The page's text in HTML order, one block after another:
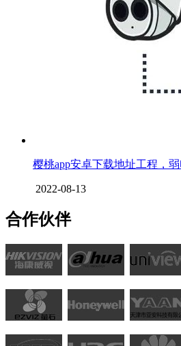
樱桃app安卓下载地址工程，弱
2022-08-13
合作伙伴